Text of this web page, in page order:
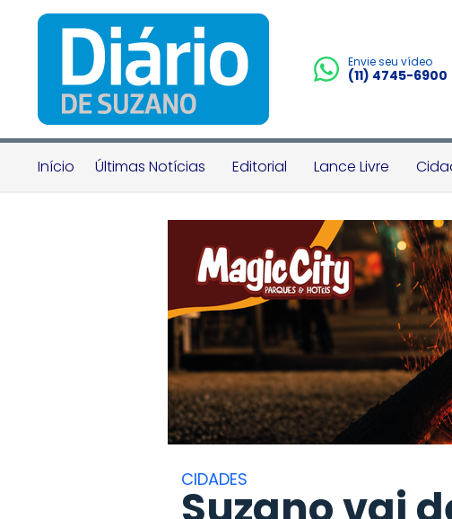
Envie seu vídeo
(11) 4745-6900
Início Últimas Notícias Editorial Lance Livre
CIDADES